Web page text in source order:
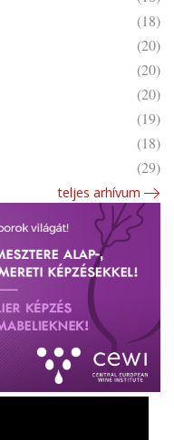
(18)
(20)
(20)
(20)
(19)
(18)
(29)
teljes arhívum